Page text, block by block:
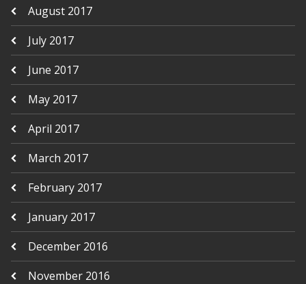
August 2017
July 2017
June 2017
May 2017
April 2017
March 2017
February 2017
January 2017
December 2016
November 2016